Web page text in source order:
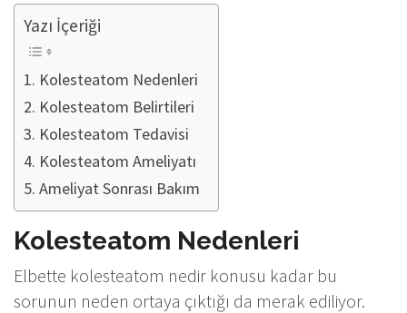
Yazı İçeriği
Kolesteatom Nedenleri
Kolesteatom Belirtileri
Kolesteatom Tedavisi
Kolesteatom Ameliyatı
Ameliyat Sonrası Bakım
Kolesteatom Nedenleri
Elbette kolesteatom nedir konusu kadar bu
sorunun neden ortaya çıktığı da merak ediliyor.